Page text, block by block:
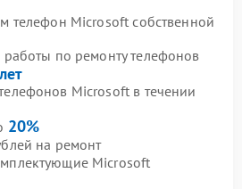
телефон Microsoft собственной
по ремонту телефонов
Microsoft в течении
20%
на ремонт
Microsoft